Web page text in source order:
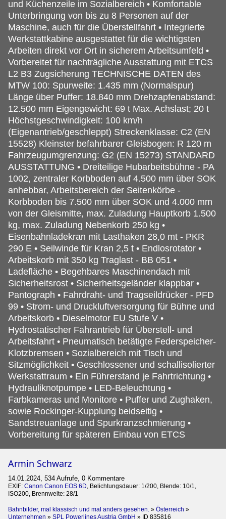
und Küchenzeile im Sozialbereich • Komfortable
Unterbringung von bis zu 8 Personen auf der
Maschine, auch für die Überstellfahrt • Integrierte
Werkstattkabine ausgestattet für die wichtigsten
Arbeiten direkt vor Ort in sicherem Arbeitsumfeld •
Vorbereitet für nachträgliche Ausstattung mit ETCS
L2 B3 Zugsicherung TECHNISCHE DATEN des
MTW 100: Spurweite: 1.435 mm (Normalspur)
Länge über Puffer: 18.840 mm Drehzapfenabstand:
12.500 mm Eigengewicht: 69 t Max. Achslast; 20 t
Höchstgeschwindigkeit: 100 km/h
(Eigenantrieb/geschleppt) Streckenklasse: C2 (EN
15528) Kleinster befahrbarer Gleisbogen: R 120 m
Fahrzeugumgrenzung: G2 (EN 15273) STANDARD
AUSSTATTUNG • Dreiteilige Hubarbeitsbühne - PA
1002, zentraler Korbboden auf 4.500 mm über SOK
anhebbar, Arbeitsbereich der Seitenkörbe -
Korbboden bis 7.500 mm über SOK und 4.000 mm
von der Gleismitte, max. Zuladung Hauptkorb 1.500
kg, max. Zuladung Nebenkorb 250 kg •
Eisenbahnladekran mit Lasthaken 28,0 mt - PKR
290 E • Seilwinde für Kran 2,5 t • Endlosrotator •
Arbeitskorb mit 350 kg Traglast - BB 051 •
Ladefläche • Begehbares Maschinendach mit
Sicherheitsrost • Sicherheitsgeländer klappbar •
Pantograph • Fahrdraht- und Tragseildrücker - PFD
99 • Strom- und Druckluftversorgung für Bühne und
Arbeitskorb • Dieselmotor EU Stufe V •
Hydrostatischer Fahrantrieb für Überstell- und
Arbeitsfahrt • Pneumatisch betätigte Federspeicher-
Klotzbremsen • Sozialbereich mit Tisch und
Sitzmöglichkeit • Geschlossener und schallisolierter
Werkstattraum • Ein Führerstand je Fahrtrichtung •
Hydrauliknotpumpe • LED-Beleuchtung •
Farbkameras und Monitore • Puffer und Zughaken,
sowie Rockinger-Kupplung beidseitig •
Sandstreuanlage und Spurkranzschmierung •
Vorbereitung für späteren Einbau von ETCS
Armin Schwarz
14.01.2024, 534 Aufrufe, 0 Kommentare
EXIF: Canon Canon EOS 6D , Belichtungsdauer: 1/200, Blende: 10/1,
ISO200, Brennweite: 28/1
Bahnbilder, mal klassisch und mal anders gesehen. » Österreich »
Unternehmen » SPL Powerlines Austria GmbH » ID 835816